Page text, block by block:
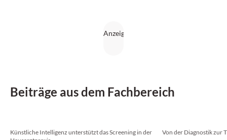
Beiträge aus dem Fachbereich
Künstliche Intelligenz unterstützt das Screening in der
Von der Diagnostik zur